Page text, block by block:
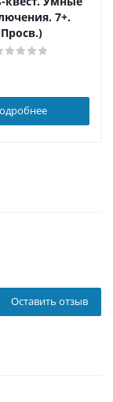
7+.
Оставить отзыв